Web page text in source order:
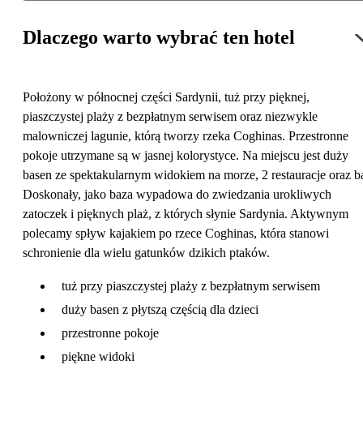
Dlaczego warto wybrać ten hotel
Położony w północnej części Sardynii, tuż przy pięknej,
piaszczystej plaży z bezpłatnym serwisem oraz niezwykle
malowniczej lagunie, którą tworzy rzeka Coghinas. Przestronne
pokoje utrzymane są w jasnej kolorystyce. Na miejscu jest duży
basen ze spektakularnym widokiem na morze, 2 restauracje oraz
Doskonały, jako baza wypadowa do zwiedzania urokliwych
zatoczek i pięknych plaż, z których słynie Sardynia. Aktywnym
polecamy spływ kajakiem po rzece Coghinas, która stanowi
schronienie dla wielu gatunków dzikich ptaków.
tuż przy piaszczystej plaży z bezpłatnym serwisem
duży basen z płytszą częścią dla dzieci
przestronne pokoje
piękne widoki